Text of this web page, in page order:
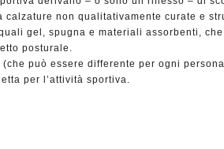
non qualitativamente curate e
gel, spugna e materiali assorbenti,
posturale.
può essere differente per ogni
per l’attività sportiva.